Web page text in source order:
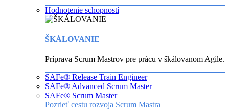
Hodnotenie schopností
ŠKÁLOVANIE
Príprava Scrum Mastrov pre prácu v škálovanom Agile.
SAFe® Release Train Engineer
SAFe® Advanced Scrum Master
SAFe® Scrum Master
Pozrieť cestu rozvoja Scrum Mastra